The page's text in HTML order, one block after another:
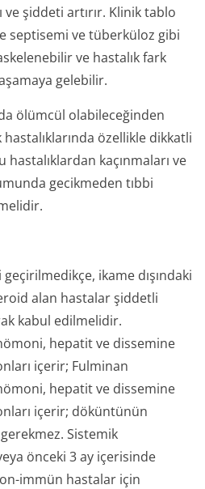
ve şiddeti artırır. Klinik tablo
septisemi ve tüberküloz gibi
ve hastalık fark
gelebilir.
ölümcül olabileceğinden
hastalıklarında özellikle dikkatli
hastalıklardan kaçınmaları ve
gecikmeden tıbbi
ikame dışındaki
alan hastalar şiddetli
kabul edilmelidir.
hepatit ve dissemine
içerir; Fulminan
hepatit ve dissemine
içerir; döküntünün
Sistemik
önceki 3 ay içerisinde
immün hastalar için